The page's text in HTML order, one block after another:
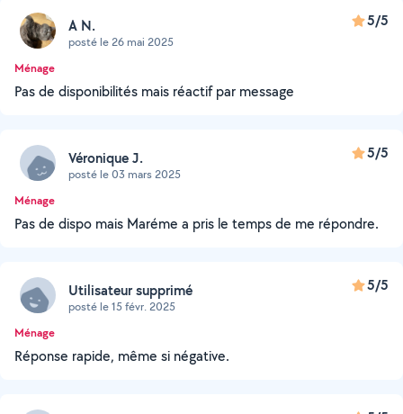
A N.
posté le 26 mai 2025
5/5
Ménage
Pas de disponibilités mais réactif par message
Véronique J.
posté le 03 mars 2025
5/5
Ménage
Pas de dispo mais Maréme a pris le temps de me répondre.
Utilisateur supprimé
posté le 15 févr. 2025
5/5
Ménage
Réponse rapide, même si négative.